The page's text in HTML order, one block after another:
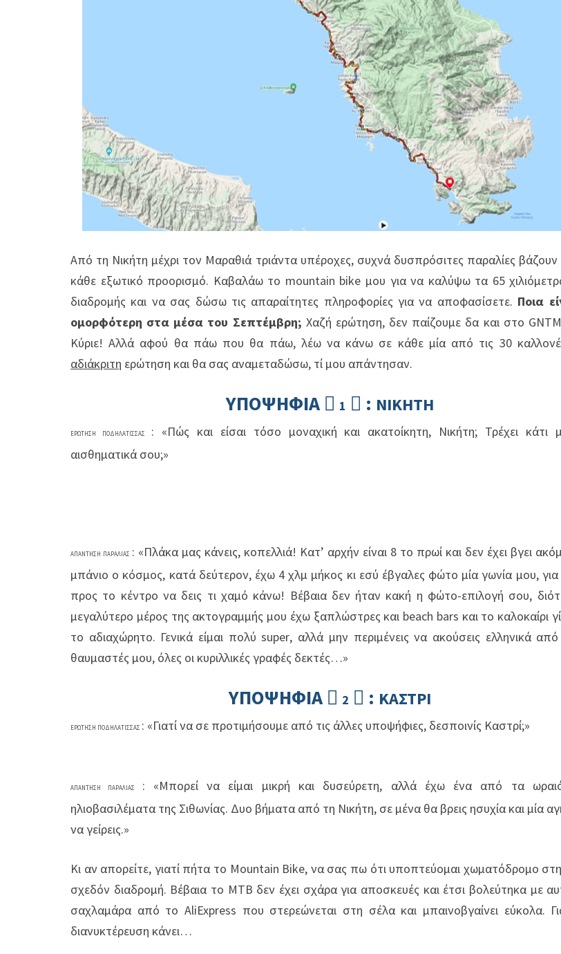
Από τη Νικήτη μέχρι τον Μαραθιά τριάντα υπέροχες, συχνά δυσπρόσιτες παραλίες
κάθε εξωτικό προορισμό. Καβαλάω το mountain bike μου για να καλύψω τα 65
διαδρομής και να σας δώσω τις απαραίτητες πληροφορίες για να αποφασίσετε. Ποια
ομορφότερη στα μέσα του Σεπτέμβρη; Χαζή ερώτηση, δεν παίζουμε δα και στο
Κύριε! Αλλά αφού θα πάω που θα πάω, λέω να κάνω σε κάθε μία από τις 30
αδιάκριτη ερώτηση και θα σας αναμεταδώσω, τί μου απάντησαν.
ΥΠΟΨΗΦΙΑ  1  : ΝΙΚΗΤΗ
ΕΡΩΤΗΣΗ ΠΟΔΗΛΑΤΙΣΣΑΣ
: «Πώς και είσαι τόσο μοναχική και ακατοίκητη, Νικήτη; Τρέχει κάτι
αισθηματικά σου;»
ΑΠΑΝΤΗΣΗ ΠΑΡΑΛΙΑΣ : «Πλάκα μας κάνεις, κοπελλιά! Κατ’ αρχήν είναι 8 το πρωί και δεν έχει βγει
μπάνιο ο κόσμος, κατά δεύτερον, έχω 4 χλμ μήκος κι εσύ έβγαλες φώτο μία γωνία μου,
προς το κέντρο να δεις τι χαμό κάνω! Βέβαια δεν ήταν κακή η φώτο-επιλογή σου,
μεγαλύτερο μέρος της ακτογραμμής μου έχω ξαπλώστρες και beach bars και το καλοκαίρι
το αδιαχώρητο. Γενικά είμαι πολύsuper, αλλά μην περιμένεις να ακούσεις ελληνικά
θαυμαστές μου, όλες οι κυριλλικές γραφές δεκτές…»
ΥΠΟΨΗΦΙΑ  2  : ΚΑΣΤΡΙ
ΕΡΩΤΗΣΗ ΠΟΔΗΛΑΤΙΣΣΑΣ : «Γιατί να σε προτιμήσουμε από τις άλλες υποψήφιες, δεσποινίς Καστρί;»
ΑΠΑΝΤΗΣΗ ΠΑΡΑΛΙΑΣ
: «Μπορεί να είμαι μικρή και δυσεύρετη, αλλά έχω ένα από τα
ηλιοβασιλέματα της Σιθωνίας. Δυο βήματα από τη Νικήτη, σε μένα θα βρεις ησυχία και μία
να γείρεις.»
Κι αν απορείτε, γιατί πήτα το Mountain Bike, να σας πω ότι υποπτεύομαι χωματόδρομο
σχεδόν διαδρομή. Βέβαια το MTB δεν έχει σχάρα για αποσκευές και έτσι βολεύτηκα με
σαχλαμάρα από το AliExpress που στερεώνεται στη σέλα και μπαινοβγαίνει εύκολα.
διανυκτέρευση κάνει…